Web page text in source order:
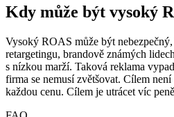
Kdy může být vysoký
Vysoký ROAS může být
retargetingu, brandově známých
s nízkou marží. Taková reklama
firma se nemusí zvětšovat. Cílem
každou cenu. Cílem je utrácet víc